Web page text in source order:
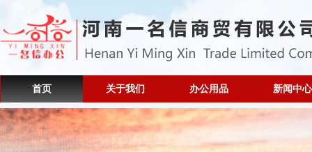
首页 关于我们 办公用品 新闻中心